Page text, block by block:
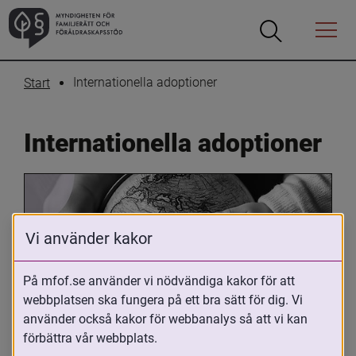
Öppna
Öppna
Menyn
Start Internationella adoptioner
Internationella adoptioner
Oavsett om du är adopterad,
adoptivförälder eller arbetar med
Vi använder kakor
På mfof.se använder vi nödvändiga kakor för att
webbplatsen ska fungera på ett bra sätt för dig. Vi
använder också kakor för webbanalys så att vi kan
förbättra vår webbplats.